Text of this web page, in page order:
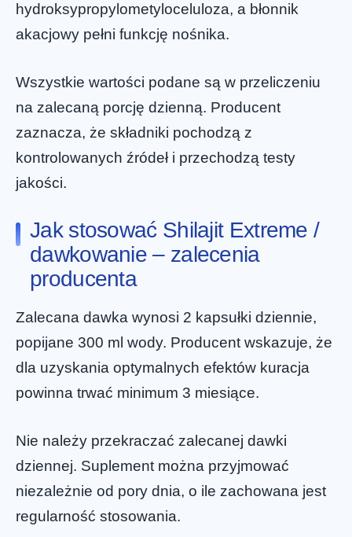
hydroksypropylometyloceluloza, a błonnik
akacjowy pełni funkcję nośnika.
Wszystkie wartości podane są w przeliczeniu
na zalecaną porcję dzienną. Producent
zaznacza, że składniki pochodzą z
kontrolowanych źródeł i przechodzą testy
jakości.
Jak stosować Shilajit Extreme /
dawkowanie – zalecenia
producenta
Zalecana dawka wynosi 2 kapsułki dziennie,
popijane 300 ml wody. Producent wskazuje, że
dla uzyskania optymalnych efektów kuracja
powinna trwać minimum 3 miesiące.
Nie należy przekraczać zalecanej dawki
dziennej. Suplement można przyjmować
niezależnie od pory dnia, o ile zachowana jest
regularność stosowania.